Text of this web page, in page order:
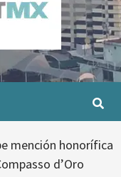
mención honorífica
d’Oro